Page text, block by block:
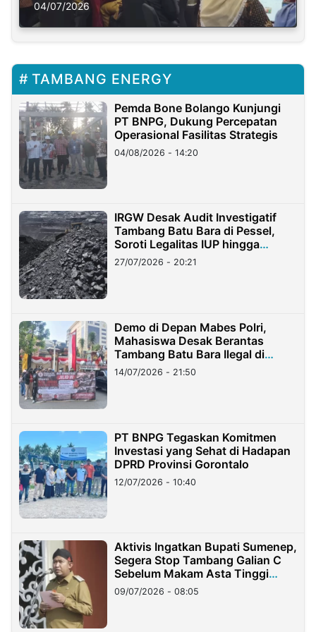
Solusi Krisis Iklim
04/07/2026
TAMBANG ENERGY
Pemda Bone Bolango Kunjungi
PT BNPG, Dukung Percepatan
Operasional Fasilitas Strategis
04/08/2026 - 14:20
IRGW Desak Audit Investigatif
Tambang Batu Bara di Pessel,
Soroti Legalitas IUP hingga
Stockpile
27/07/2026 - 20:21
Demo di Depan Mabes Polri,
Mahasiswa Desak Berantas
Tambang Batu Bara Ilegal di
Lampung
14/07/2026 - 21:50
PT BNPG Tegaskan Komitmen
Investasi yang Sehat di Hadapan
DPRD Provinsi Gorontalo
12/07/2026 - 10:40
Aktivis Ingatkan Bupati Sumenep,
Segera Stop Tambang Galian C
Sebelum Makam Asta Tinggi
Longsor
09/07/2026 - 08:05